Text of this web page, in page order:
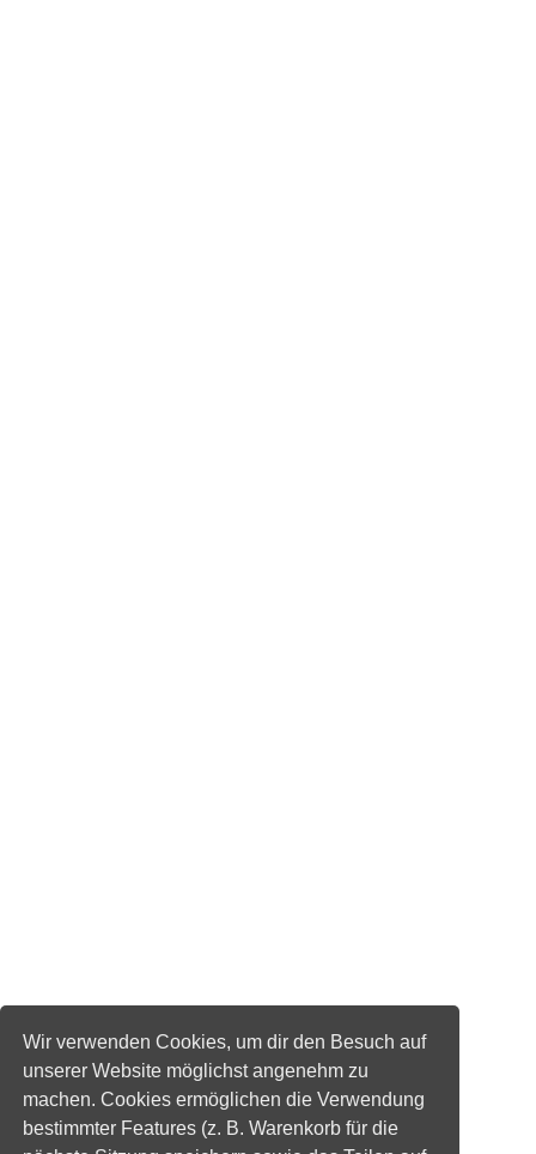
Wir verwenden Cookies, um dir den Besuch auf
unserer Website möglichst angenehm zu
machen. Cookies ermöglichen die Verwendung
bestimmter Features (z. B. Warenkorb für die